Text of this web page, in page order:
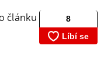
článku